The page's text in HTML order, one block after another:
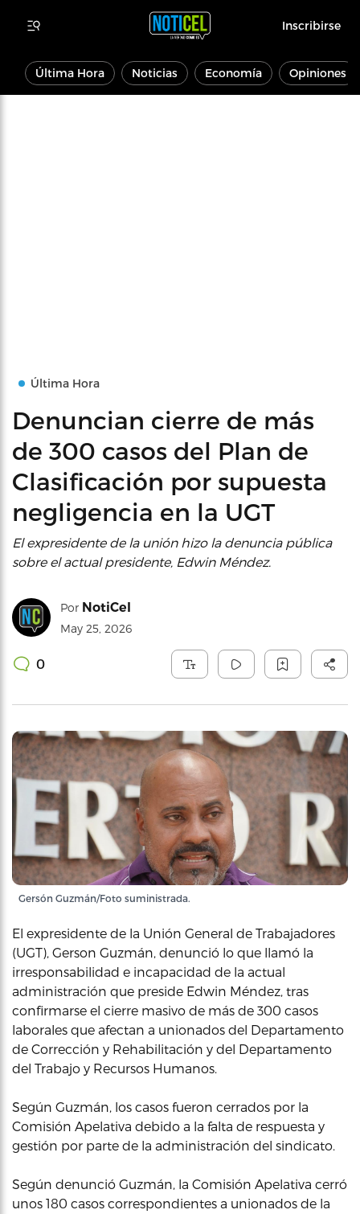
Inscribirse
Última Hora Noticias Economía Opiniones
Última Hora
Denuncian cierre de más
de 300 casos del Plan de
Clasificación por supuesta
negligencia en la UGT
El expresidente de la unión hizo la denuncia pública
sobre el actual presidente, Edwin Méndez.
Por NotiCel
May 25, 2026
0
Gersón Guzmán/Foto suministrada.
El expresidente de la Unión General de Trabajadores
(UGT), Gerson Guzmán, denunció lo que llamó la
irresponsabilidad e incapacidad de la actual
administración que preside Edwin Méndez, tras
confirmarse el cierre masivo de más de 300 casos
laborales que afectan a unionados del Departamento
de Corrección y Rehabilitación y del Departamento
del Trabajo y Recursos Humanos.
Según Guzmán, los casos fueron cerrados por la
Comisión Apelativa debido a la falta de respuesta y
gestión por parte de la administración del sindicato.
Según denunció Guzmán, la Comisión Apelativa cerró
unos 180 casos correspondientes a unionados de la